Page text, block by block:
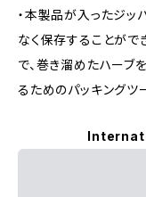
・本製品が入ったジッ
なく保存することが
で、巻き溜めたハーブ
るためのパッキングツ